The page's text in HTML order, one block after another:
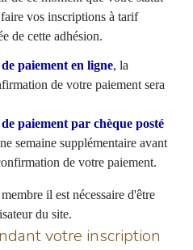
vos inscriptions à tarif
de cette adhésion.
paiement en ligne, la
de votre paiement sera
paiement par chèque posté
semaine supplémentaire avant
de votre paiement.
il est nécessaire d'être
du site.
votre inscription